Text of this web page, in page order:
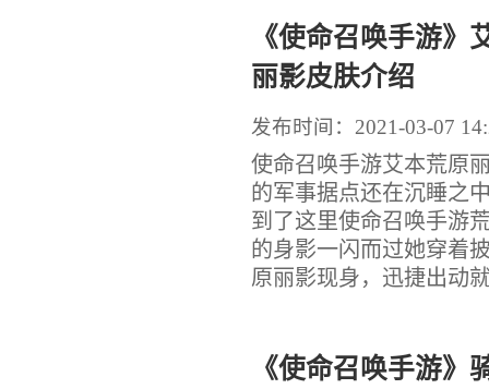
《使命召唤手游》
丽影皮肤介绍
发布时间：2021-03-07
使命召唤手游艾本荒原
的军事据点还在沉睡之
到了这里使命召唤手游
的身影一闪而过她穿着
原丽影现身，迅捷出动
《使命召唤手游》